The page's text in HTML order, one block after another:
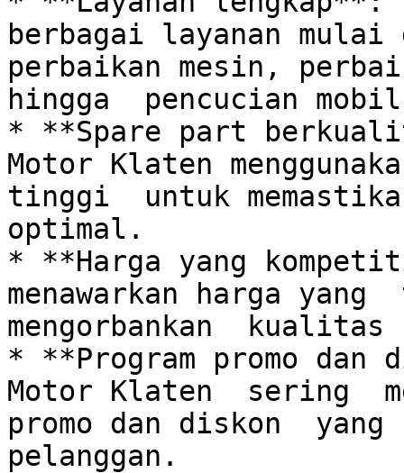
berbagai layanan
perbaikan mesin,
hingga  pencucian
* **Spare part
Motor Klaten
tinggi  untuk
optimal.
* **Harga yang
menawarkan harga
mengorbankan
* **Program promo dan
Motor Klaten  sering
promo dan diskon  yang
pelanggan.